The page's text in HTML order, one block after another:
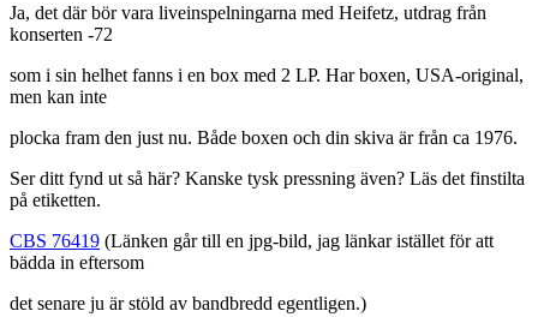
Ja, det där bör vara liveinspelningarna med Heifetz, utdrag från
konserten -72
som i sin helhet fanns i en box med 2 LP. Har boxen, USA-original,
men kan inte
plocka fram den just nu. Både boxen och din skiva är från ca 1976.
Ser ditt fynd ut så här? Kanske tysk pressning även? Läs det finstilta
på etiketten.
CBS 76419 (Länken går till en jpg-bild, jag länkar istället för att
bädda in eftersom
det senare ju är stöld av bandbredd egentligen.)